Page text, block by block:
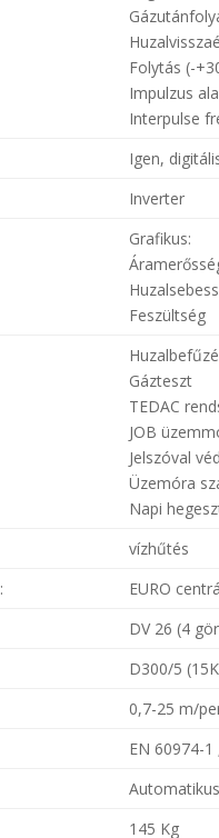
Folytás (-
Impulzus
Interpulse
Igen,
Inverter
Grafikus:
Feszültség
Gázteszt
TEDAC
JOB
Jelszóval
Üzemóra
Napi
vízhűtés
:
EURO
DV 26 (4
D300/5
0,7-25 m/
EN 60974-1
Automatikus
145 Kg